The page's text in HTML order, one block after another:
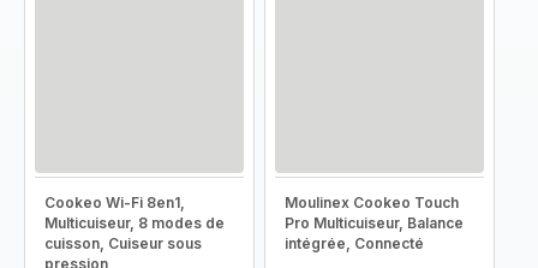
Cookeo Wi-Fi 8en1,
Multicuiseur, 8 modes de
cuisson, Cuiseur sous
pression
Moulinex Cookeo Touch
Pro Multicuiseur, Balance
intégrée, Connecté